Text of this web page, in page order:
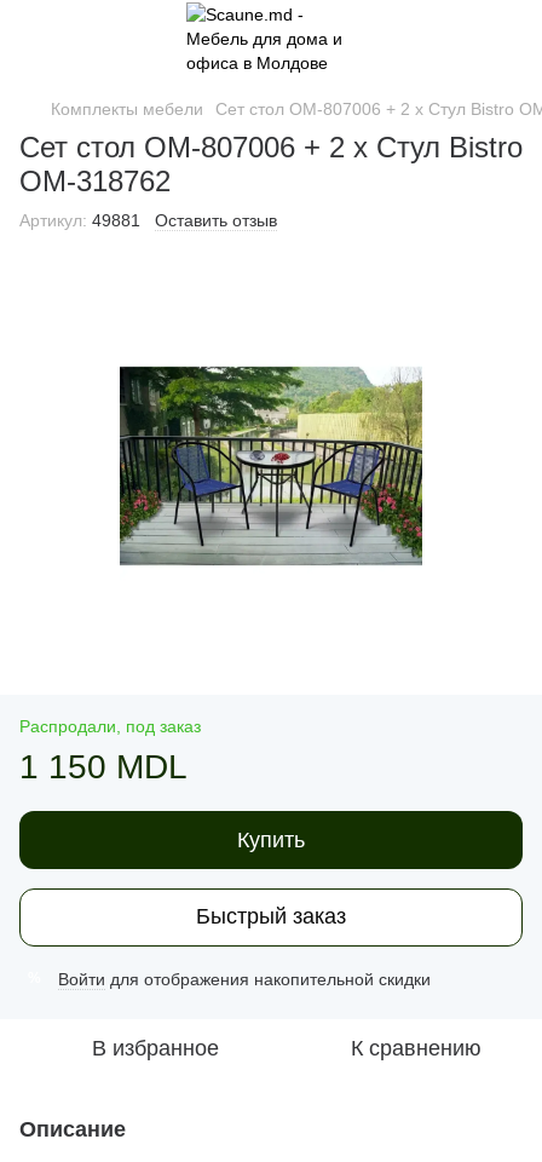
Комплекты мебели Сет стол OM-807006 + 2 x Стул Bistro
Сет стол OM-807006 + 2 x Стул Bistro
OM-318762
Артикул: 49881 Оставить отзыв
Распродали, под заказ
1 150 MDL
Купить
Быстрый заказ
Войти для отображения накопительной скидки
В избранное К сравнению
Описание